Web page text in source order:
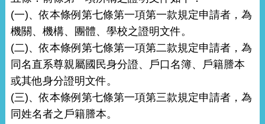
(一)、依本條例第七條第一項第一款規定申請者，為
機關、機構、團體、學校之證明文件。
(二)、依本條例第七條第一項第二款規定申請者，為
同名直系尊親屬國民身分證、戶口名簿、戶籍謄本
或其他身分證明文件。
(三)、依本條例第七條第一項第三款規定申請者，為
同姓名者之戶籍謄本。